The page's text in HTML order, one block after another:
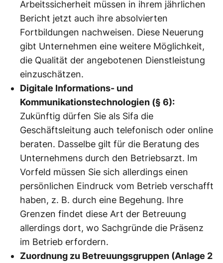
Arbeitssicherheit müssen in ihrem jährlichen
Bericht jetzt auch ihre absolvierten
Fortbildungen nachweisen. Diese Neuerung
gibt Unternehmen eine weitere Möglichkeit,
die Qualität der angebotenen Dienstleistung
einzuschätzen.
Digitale Informations- und
Kommunikationstechnologien (§ 6):
Zukünftig dürfen Sie als Sifa die
Geschäftsleitung auch telefonisch oder online
beraten. Dasselbe gilt für die Beratung des
Unternehmens durch den Betriebsarzt. Im
Vorfeld müssen Sie sich allerdings einen
persönlichen Eindruck vom Betrieb verschafft
haben, z. B. durch eine Begehung. Ihre
Grenzen findet diese Art der Betreuung
allerdings dort, wo Sachgründe die Präsenz
im Betrieb erfordern.
Zuordnung zu Betreuungsgruppen (Anlage 2